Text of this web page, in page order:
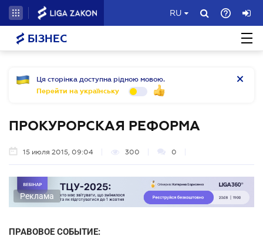
RU
БІЗНЕС
Ця сторінка доступна рідною мовою.
Перейти на українську
ПРОКУРОРСКАЯ РЕФОРМА
15 июля 2015, 09:04 300 0
Реклама
ПРАВОВОЕ СОБЫТИЕ: